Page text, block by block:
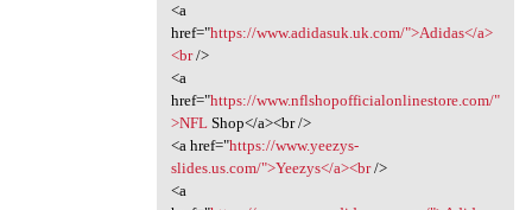
<a
href="https://www.adidasuk.uk.com/">Adidas</a>
<br/>
<a
href="https://www.nflshopofficialonlinestore.com/"
>NFLShop</a><br />
<a href="https://www.yeezys-
slides.us.com/">Yeezys</a><br/>
<a